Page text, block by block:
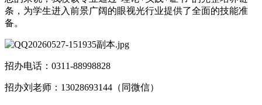
条，为学生进入前景广阔的眼视光行业提供了全面的技能准
备。
招办电话：0311-88998828
招办刘老师：13028693144（同微信）